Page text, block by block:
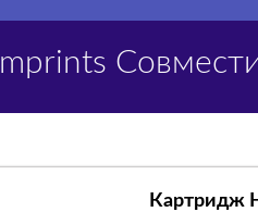
Imprints
Картридж